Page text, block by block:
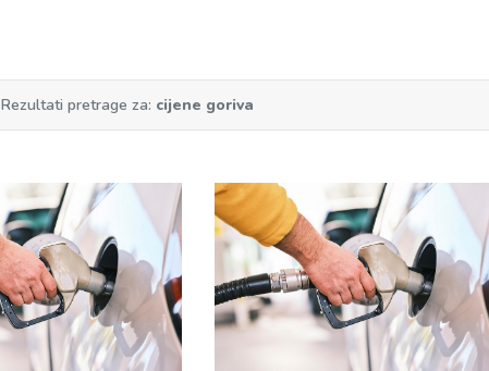
Rezultati pretrage za: cijene goriva